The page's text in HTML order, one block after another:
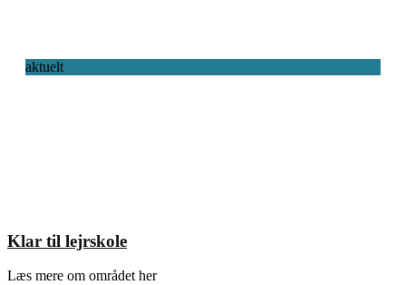
aktuelt
Klar til lejrskole
Læs mere om området her